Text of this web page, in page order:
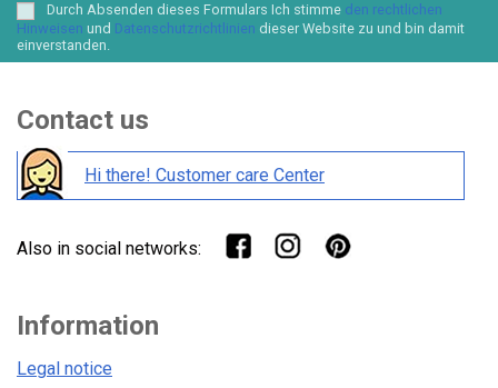
Durch Absenden dieses Formulars Ich stimme den rechtlichen
Hinweisen und Datenschutzrichtlinien dieser Website zu und bin damit
einverstanden.
Contact us
Hi there! Customer care Center
Also in social networks:
Information
Legal notice